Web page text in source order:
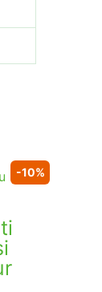
-10%